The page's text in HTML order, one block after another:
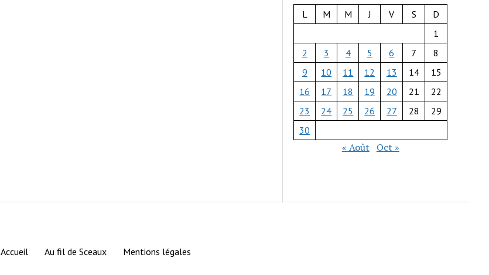
L M M J V S
D
1
2
3 4 5 6 7
8
9
10 11 12 13 14
15
16
17 18 19 20 21
22
23
24 25 26 27 28
29
30
« Août Oct »
Accueil Au fil de Sceaux Mentions légales